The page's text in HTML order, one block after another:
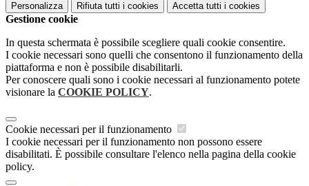
Personalizza Rifiuta tutti i cookies Accetta tutti i cookies
Gestione cookie
In questa schermata è possibile scegliere quali cookie consentire.
I cookie necessari sono quelli che consentono il funzionamento della
piattaforma e non è possibile disabilitarli.
Per conoscere quali sono i cookie necessari al funzionamento potete
visionare la COOKIE POLICY.
Cookie necessari per il funzionamento
I cookie necessari per il funzionamento non possono essere
disabilitati. È possibile consultare l'elenco nella pagina della cookie
policy.